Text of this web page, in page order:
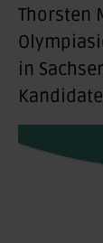
Thorsten
in